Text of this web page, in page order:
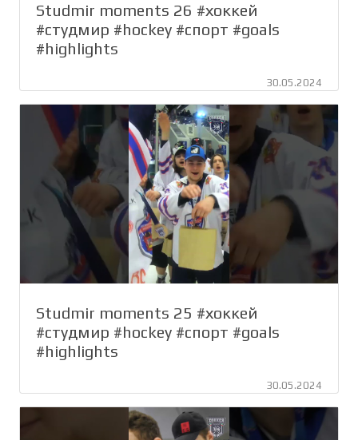
Studmir moments 26 #хоккей
#студмир #hockey #спорт #goals
#highlights
30.05.2024
Studmir moments 25 #хоккей
#студмир #hockey #спорт #goals
#highlights
30.05.2024